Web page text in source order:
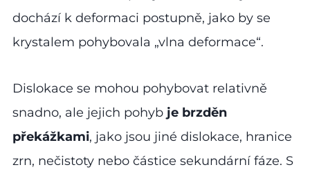
dochází k deformaci postupně, jako by se
krystalem pohybovala „vlna deformace“.
Dislokace se mohou pohybovat relativně
snadno, ale jejich pohyb je brzděn
překážkami, jako jsou jiné dislokace, hranice
zrn, nečistoty nebo částice sekundární fáze. S